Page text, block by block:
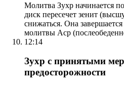
Молитва Зухр начинается
диск пересечет зенит
снижаться. Она
молитвы Аср
12:14
Зухр с принятыми
предосторожности